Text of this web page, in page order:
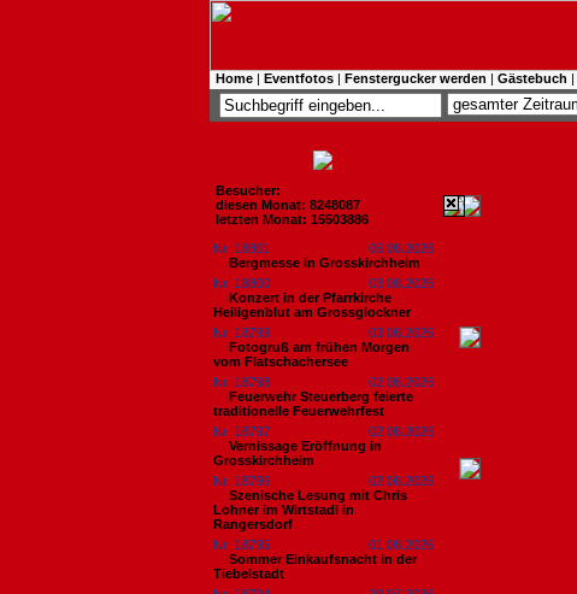
Home | Eventfotos | Fenstergucker werden | Gästebuch |
Besucher:
diesen Monat: 8248087
letzten Monat: 15503886
Nr. 18801
06.08.2026
Bergmesse in Grosskirchheim
Nr. 18800
03.08.2026
Konzert in der Pfarrkirche
Heiligenblut am Grossglockner
Nr. 18799
03.08.2026
Fotogruß am frühen Morgen
vom Flatschachersee
Nr. 18798
02.08.2026
Feuerwehr Steuerberg feierte
traditionelle Feuerwehrfest
Nr. 18797
02.08.2026
Vernissage Eröffnung in
Grosskirchheim
Nr. 18796
02.08.2026
Szenische Lesung mit Chris
Lohner im Wirtstadl in
Rangersdorf
Nr. 18795
01.08.2026
Sommer Einkaufsnacht in der
Tiebelstadt